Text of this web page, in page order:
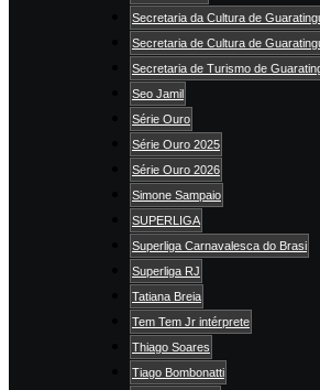
Secretaria da Cultura de
Secretaria de Cultura de
Secretaria de Turismo de
Seo Jamil
Série Ouro
Série Ouro 2025
Série Ouro 2026
Simone Sampaio
SUPERLIGA
Superliga Carnavalesca do Brasi
Superliga RJ
Tatiana Breia
Tem Tem Jr intérprete
Thiago Soares
Tiago Bombonatti